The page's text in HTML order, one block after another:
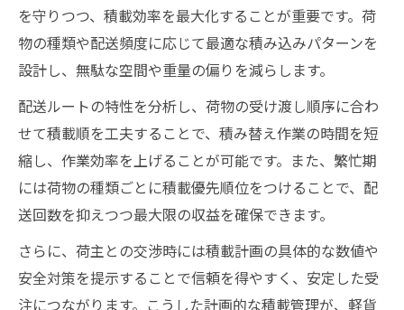
を守りつつ、積載効率を最大化することが重要です。荷
物の種類や配送頻度に応じて最適な積み込みパターンを
設計し、無駄な空間や重量の偏りを減らします。
配送ルートの特性を分析し、荷物の受け渡し順序に合わ
せて積載順を工夫することで、積み替え作業の時間を短
縮し、作業効率を上げることが可能です。また、繁忙期
には荷物の種類ごとに積載優先順位をつけることで、配
送回数を抑えつつ最大限の収益を確保できます。
さらに、荷主との交渉時には積載計画の具体的な数値や
安全対策を提示することで信頼を得やすく、安定した受
注につながります。こうした計画的な積載管理が、軽貨